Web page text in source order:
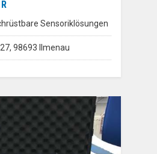
Sensoriklösungen
98693 Ilmenau